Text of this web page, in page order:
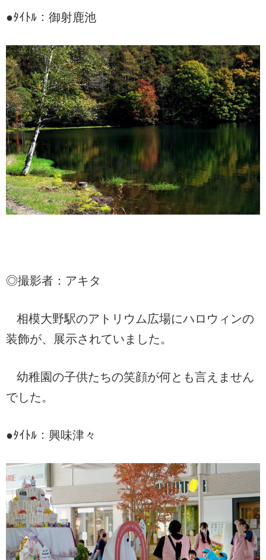
●ﾀｲﾄﾙ：御射鹿池
◎撮影者：アキタ
相模大野駅のアトリウム広場にハロウィンの
装飾が、展示されていました。
幼稚園の子供たちの笑顔が何とも言えません
でした。
●ﾀｲﾄﾙ：興味津々